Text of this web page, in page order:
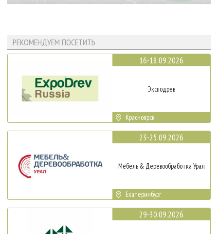
РЕКОМЕНДУЕМ ПОСЕТИТЬ
16-18.09.2026
Эксподрев
Красноярск
23-25.09.2026
Мебель & Деревообработка Урал
Екатеринбург
29-30.09.2026